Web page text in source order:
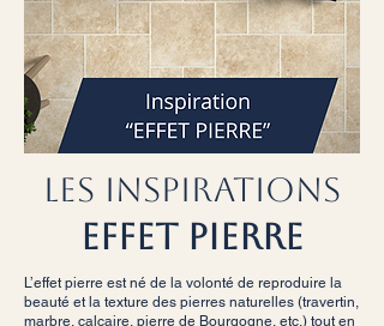
LES INSPIRATIONS
EFFET PIERRE
L’effet pierre est né de la volonté de reproduire la
beauté et la texture des pierres naturelles (travertin,
marbre, calcaire, pierre de Bourgogne, etc.) tout en